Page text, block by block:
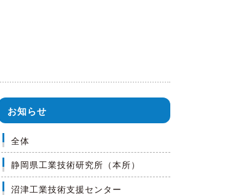
お知らせ
全体
静岡県工業技術研究所（本所）
沼津工業技術支援センター